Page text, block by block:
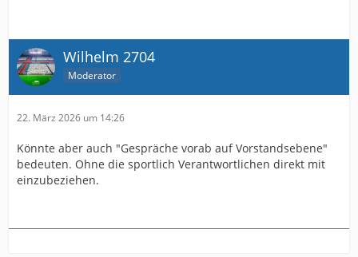
Wilhelm 2704
Moderator
22. März 2026 um 14:26
Könnte aber auch "Gespräche vorab auf Vorstandsebene"
bedeuten. Ohne die sportlich Verantwortlichen direkt mit
einzubeziehen.